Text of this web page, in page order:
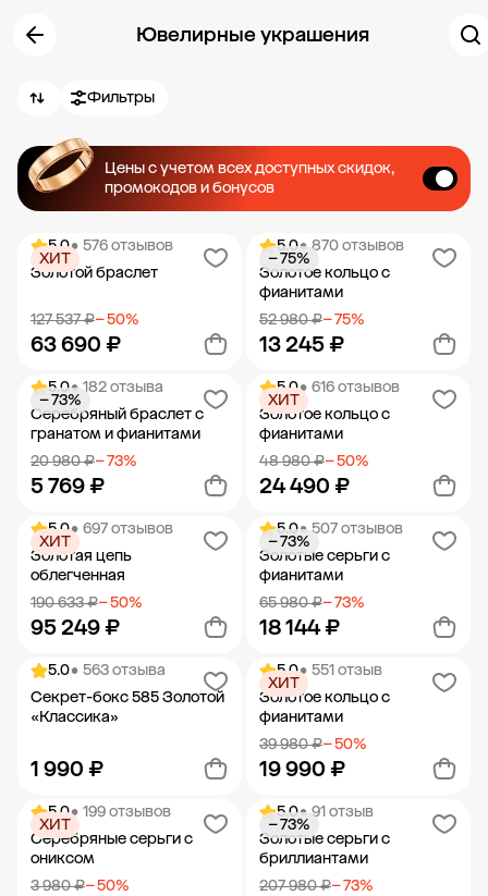
Ювелирные украшения
Фильтры
Цены с учетом всех доступных скидок,
промокодов и бонусов
5.0• 576 отзывов
Золотой браслет
127 537 ₽− 50%
63 690 ₽
ХИТ
Добавить в корзину
5.0• 870 отзывов
Золотое кольцо с
фианитами
52 980 ₽− 75%
13 245 ₽
− 75%
Добавить в корзину
5.0• 182 отзыва
Серебряный браслет с
гранатом и фианитами
20 980 ₽− 73%
5 769 ₽
− 73%
Добавить в корзину
5.0• 616 отзывов
Золотое кольцо с
фианитами
48 980 ₽− 50%
24 490 ₽
ХИТ
Добавить в корзину
5.0• 697 отзывов
Золотая цепь
облегченная
190 633 ₽− 50%
95 249 ₽
ХИТ
Добавить в корзину
5.0• 507 отзывов
Золотые серьги с
фианитами
65 980 ₽− 73%
18 144 ₽
− 73%
Добавить в корзину
5.0• 563 отзыва
Секрет-бокс 585 Золотой
«Классика»
1 990 ₽
Добавить в корзину
5.0• 551 отзыв
Золотое кольцо с
фианитами
39 980 ₽− 50%
19 990 ₽
ХИТ
Добавить в корзину
5.0• 199 отзывов
Серебряные серьги с
ониксом
3 980 ₽− 50%
ХИТ
5.0• 91 отзыв
Золотые серьги с
бриллиантами
207 980 ₽− 73%
− 73%